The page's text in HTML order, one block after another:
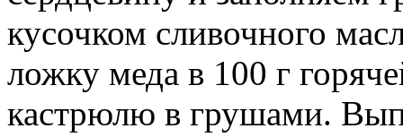
кусочком сливочного
ложку меда в 100 г
кастрюлю в грушами.